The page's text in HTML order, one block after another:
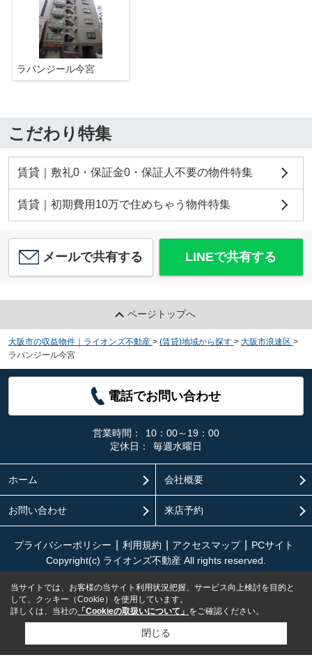
ラパンジール今宮
こだわり特集
賃貸｜敷礼0・保証金0・保証人不要の物件特集
賃貸｜初期費用10万で住めちゃう物件特集
メールで共有する LINEで共有する
ページトップへ
大阪市の収益物件｜ライオンズ不動産 > (賃貸)地域から探す > 大阪市浪速区 >
ラパンジール今宮
電話でお問い合わせ
営業時間：
10：00～19：00
定休日：
毎週水曜日
ホーム 会社概要
お問い合わせ 来店予約
プライバシーポリシー 利用規約 アクセスマップ
PCサイト
Copyright(c) ライオンズ不動産 All rights reserved.
当サイトでは、お客様の当サイト利用状況把握、サービス向上検討を目的と
して、クッキー（Cookie）を使用しています。
詳しくは、当社の 「Cookieの取扱いについて」 をご確認ください。
閉じる